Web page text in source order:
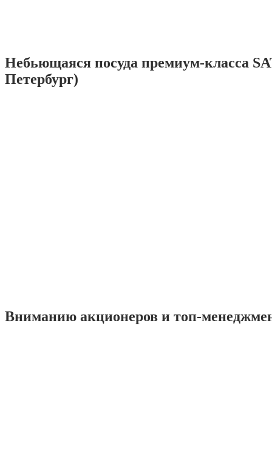
Небьющаяся посуда премиум-класса
Петербург)
Вниманию акционеров и топ-